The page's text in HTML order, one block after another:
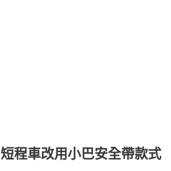
短程車改用小巴安全帶款式